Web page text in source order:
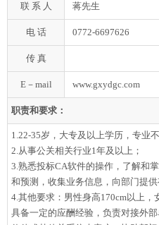
联 系 人 蒋先生
电 话 0772-6697626
传 真
E－mail www.gxydgc.com
职责和要求：
1.22-35岁，大专及以上学历，专业不
2.从事公关相关行业1年及以上；
3.熟悉投标CA软件的操作，了解和
和预测，收集业务信息，向部门提供
4.其他要求：男性身高170cm以上，
具备一定的应酬经验，负责对接外